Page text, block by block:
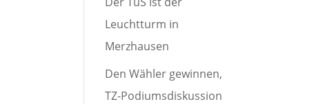
Leuchtturm in
Merzhausen
Den Wähler gewinnen,
TZ-Podiumsdiskussion